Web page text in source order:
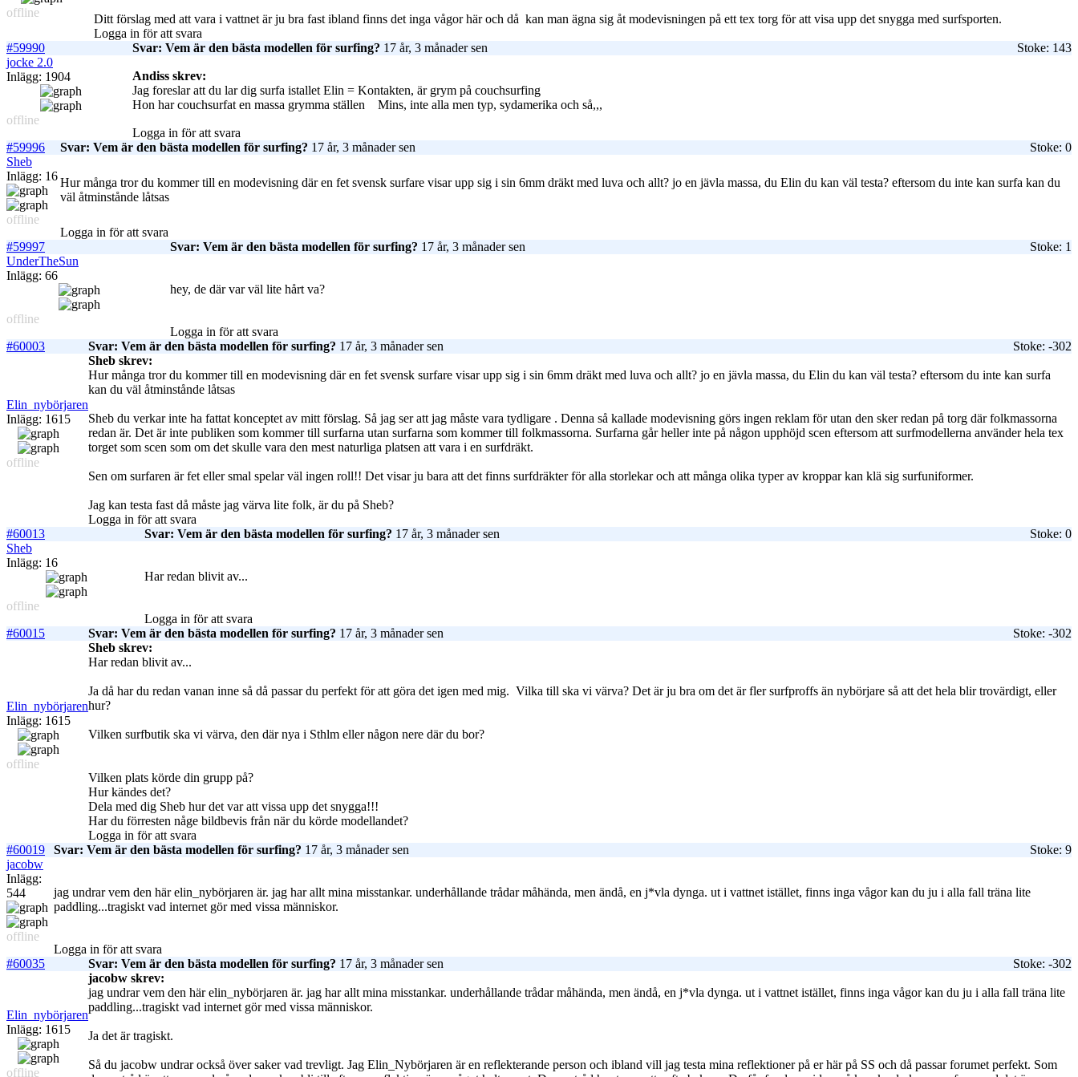
offline Ditt förslag med att vara i vattnet är ju bra fast ibland finns det inga vågor här och då kan man ägna sig åt modevisningen på ett tex torg för att visa upp det snygga med surfsporten.
Logga in för att svara
#59990
Svar: Vem är den bästa modellen för surfing? 17 år, 3 månader sen
Stoke: 143
jocke 2.0
Inlägg: 1904
offline
Andiss skrev:
Jag foreslar att du lar dig surfa istalletElin = Kontakten, är grym på couchsurfing
Hon har couchsurfat en massa grymma ställen
Mins, inte alla men typ, sydamerika och så,,,
Logga in för att svara
#59996
Svar: Vem är den bästa modellen för surfing? 17 år, 3 månader sen
Stoke: 0
Sheb
Inlägg: 16
offline
Hur många tror du kommer till en modevisning där en fet svensk surfare visar upp sig i sin 6mm dräkt med luva och allt? jo en jävla massa, du Elin du kan väl testa? eftersom du inte kan surfa kan du
väl åtminstånde låtsas
Logga in för att svara
#59997
Svar: Vem är den bästa modellen för surfing? 17 år, 3 månader sen
Stoke: 1
UnderTheSun
Inlägg: 66
offline
hey, de där var väl lite hårt va?
Logga in för att svara
#60003
Svar: Vem är den bästa modellen för surfing? 17 år, 3 månader sen Stoke: -302
Elin_nybörjaren
Inlägg: 1615
offline
Sheb skrev:
Hur många tror du kommer till en modevisning där en fet svensk surfare visar upp sig i sin 6mm dräkt med luva och allt? jo en jävla massa, du Elin du kan väl testa? eftersom du inte kan surfa
kan du väl åtminstånde låtsas
Sheb du verkar inte ha fattat konceptet av mitt förslag. Så jag ser att jag måste vara tydligare . Denna så kallade modevisning görs ingen reklam för utan den sker redan på torg där folkmassorna
redan är. Det är inte publiken som kommer till surfarna utan surfarna som kommer till folkmassorna. Surfarna går heller inte på någon upphöjd scen eftersom att surfmodellerna använder hela tex
torget som scen som om det skulle vara den mest naturliga platsen att vara i en surfdräkt.
Sen om surfaren är fet eller smal spelar väl ingen roll!! Det visar ju bara att det finns surfdräkter för alla storlekar och att många olika typer av kroppar kan klä sig surfuniformer.
Jag kan testa fast då måste jag värva lite folk, är du på Sheb?
Logga in för att svara
#60013
Svar: Vem är den bästa modellen för surfing? 17 år, 3 månader sen
Stoke: 0
Sheb
Inlägg: 16
offline
Har redan blivit av...
Logga in för att svara
#60015
Svar: Vem är den bästa modellen för surfing? 17 år, 3 månader sen Stoke: -302
Elin_nybörjaren
Inlägg: 1615
offline
Sheb skrev:
Har redan blivit av...
Ja då har du redan vanan inne så då passar du perfekt för att göra det igen med mig. Vilka till ska vi värva? Det är ju bra om det är fler surfproffs än nybörjare så att det hela blir trovärdigt, eller
hur?
Vilken surfbutik ska vi värva, den där nya i Sthlm eller någon nere där du bor?
Vilken plats körde din grupp på?
Hur kändes det?
Dela med dig Sheb hur det var att vissa upp det snygga!!!
Har du förresten någe bildbevis från när du körde modellandet?
Logga in för att svara
#60019
Svar: Vem är den bästa modellen för surfing? 17 år, 3 månader sen
Stoke: 9
jacobw
Inlägg:
544
offline
jag undrar vem den här elin_nybörjaren är. jag har allt mina misstankar. underhållande trådar måhända, men ändå, en j*vla dynga. ut i vattnet istället, finns inga vågor kan du ju i alla fall träna lite
paddling...tragiskt vad internet gör med vissa människor.
Logga in för att svara
#60035
Svar: Vem är den bästa modellen för surfing? 17 år, 3 månader sen Stoke: -302
Elin_nybörjaren
Inlägg: 1615
offline
jacobw skrev:
jag undrar vem den här elin_nybörjaren är. jag har allt mina misstankar. underhållande trådar måhända, men ändå, en j*vla dynga. ut i vattnet istället, finns inga vågor kan du ju i alla fall träna lite
paddling...tragiskt vad internet gör med vissa människor.
Ja det är tragiskt.
Så du jacobw undrar också över saker vad trevligt. Jag Elin_Nybörjaren är en reflekterande person och ibland vill jag testa mina reflektioner på er här på SS och då passar forumet perfekt. Som